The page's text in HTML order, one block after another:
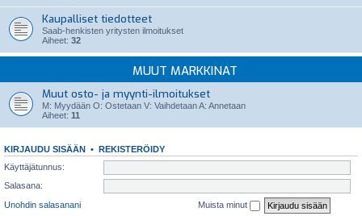
Kaupalliset tiedotteet
Saab-henkisten yritysten ilmoitukset
Aiheet: 32
MUUT MARKKINAT
Muut osto- ja myynti-ilmoitukset
M: Myydään O: Ostetaan V: Vaihdetaan A: Annetaan
Aiheet: 11
KIRJAUDU SISÄÄN • REKISTERÖIDY
Käyttäjätunnus:
Salasana:
Unohdin salasanani
Muista minut